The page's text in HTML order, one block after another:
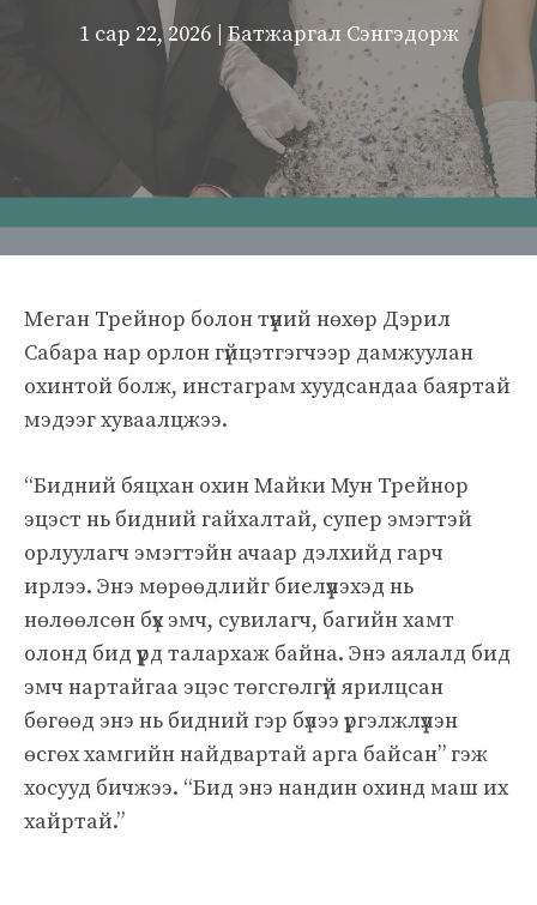
1 сар 22, 2026 | Батжаргал Сэнгэдорж
Меган Трейнор болон түүний нөхөр Дэрил
Сабара нар орлон гүйцэтгэгчээр дамжуулан
охинтой болж, инстаграм хуудсандаа баяртай
мэдээг хуваалцжээ.
“Бидний бяцхан охин Майки Мун Трейнор
эцэст нь бидний гайхалтай, супер эмэгтэй
орлуулагч эмэгтэйн ачаар дэлхийд гарч
ирлээ. Энэ мөрөөдлийг биелүүлэхэд нь
нөлөөлсөн бүх эмч, сувилагч, багийн хамт
олонд бид үүрд талархаж байна. Энэ аялалд бид
эмч нартайгаа эцэс төгсгөлгүй ярилцсан
бөгөөд энэ нь бидний гэр бүлээ үргэлжлүүлэн
өсгөх хамгийн найдвартай арга байсан” гэж
хосууд бичжээ. “Бид энэ нандин охинд маш их
хайртай.”